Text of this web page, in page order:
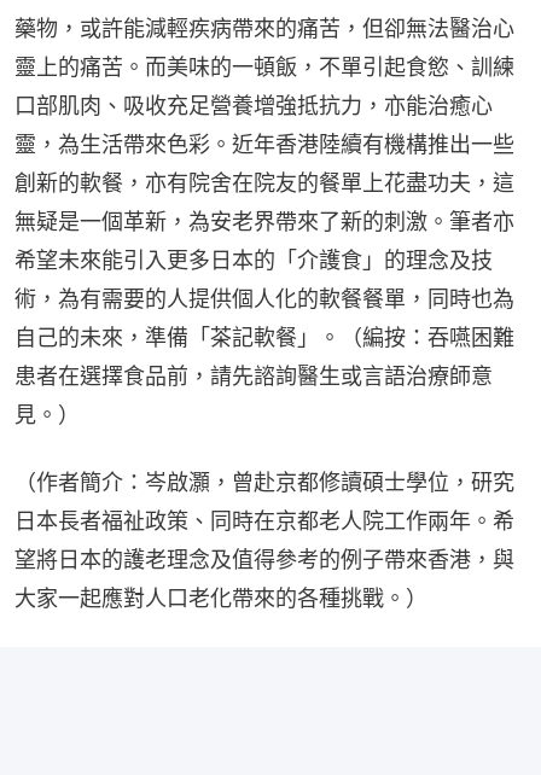
藥物，或許能減輕疾病帶來的痛苦，但卻無法醫治心
靈上的痛苦。而美味的一頓飯，不單引起食慾、訓練
口部肌肉、吸收充足營養增強抵抗力，亦能治癒心
靈，為生活帶來色彩。近年香港陸續有機構推出一些
創新的軟餐，亦有院舍在院友的餐單上花盡功夫，這
無疑是一個革新，為安老界帶來了新的刺激。筆者亦
希望未來能引入更多日本的「介護食」的理念及技
術，為有需要的人提供個人化的軟餐餐單，同時也為
自己的未來，準備「茶記軟餐」。（編按：吞嚥困難
患者在選擇食品前，請先諮詢醫生或言語治療師意
見。）
（作者簡介：岑啟灝，曾赴京都修讀碩士學位，研究
日本長者福祉政策、同時在京都老人院工作兩年。希
望將日本的護老理念及值得參考的例子帶來香港，與
大家一起應對人口老化帶來的各種挑戰。）